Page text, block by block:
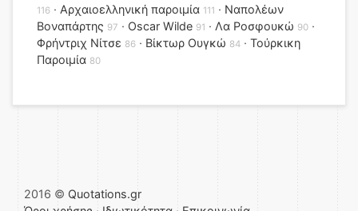
116 Αρχαιοελληνική παροιμία 111
Ναπολέων
Βοναπάρτης 97 Oscar Wilde 91 Λα Ροσφουκώ 90
Φρήντριχ Νίτσε 86 Βίκτωρ Ουγκώ 84
Τούρκικη
Παροιμία 80
2016 © Quotations.gr